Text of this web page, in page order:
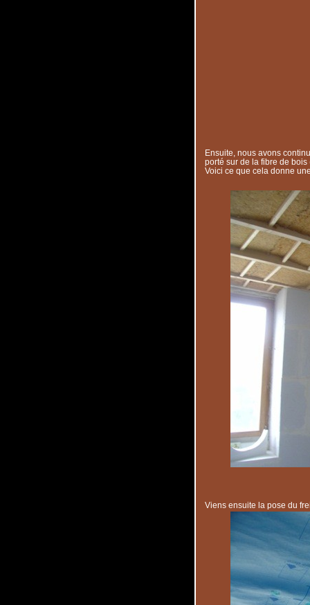
Ensuite, nous avons
porté sur de la fibre de
Voici ce que cela donne
Viens ensuite la pose du